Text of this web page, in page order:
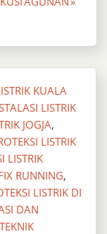
KUALA
LISTRIK
JOGJA,
LISTRIK
LISTRIK
RUNNING,
LISTRIK DI
DAN